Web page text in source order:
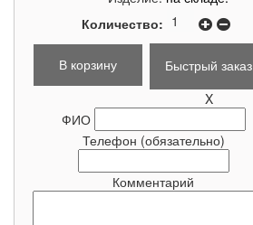
Количество:
Быстрый заказ
X
ФИО
Телефон (обязательно)
Комментарий